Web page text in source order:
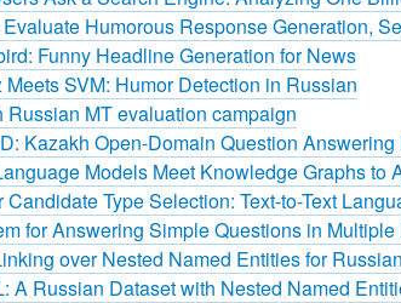
Humorous Response Generation,
Funny Headline Generation for News
Meets SVM: Humor Detection in Russian
Russian MT evaluation campaign
Kazakh Open-Domain Question Answering
Models Meet Knowledge Graphs to
Candidate Type Selection: Text-to-Text
for Answering Simple Questions in
over Nested Named Entities for Russian
A Russian Dataset with Nested Named